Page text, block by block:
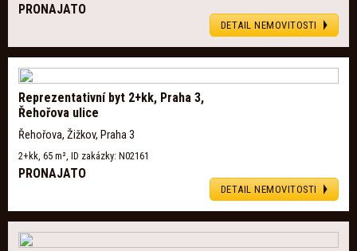
PRONAJATO
DETAIL NEMOVITOSTI
Reprezentativní byt 2+kk, Praha 3,
Řehořova ulice
Řehořova, Žižkov, Praha 3
2+kk, 65 m², ID zakázky: N02161
PRONAJATO
DETAIL NEMOVITOSTI